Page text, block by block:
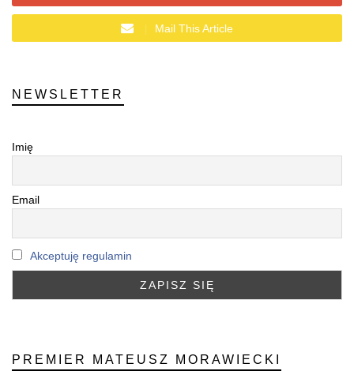
Mail This Article
NEWSLETTER
Imię
Email
Akceptuję regulamin
PREMIER MATEUSZ MORAWIECKI